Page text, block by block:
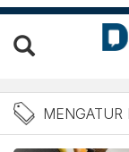
Berita
MENGATUR